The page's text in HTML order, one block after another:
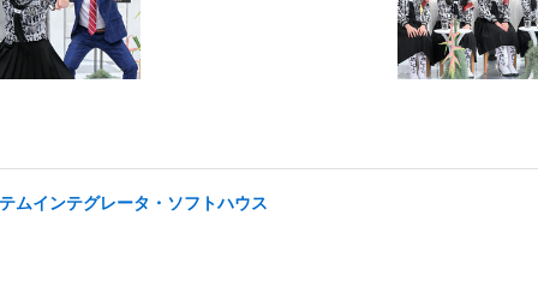
ムインテグレータ・ソフトハウス